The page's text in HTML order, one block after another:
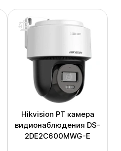
Hikvision PT камера
видионаблюдения DS-
2DE2C600MWG-E